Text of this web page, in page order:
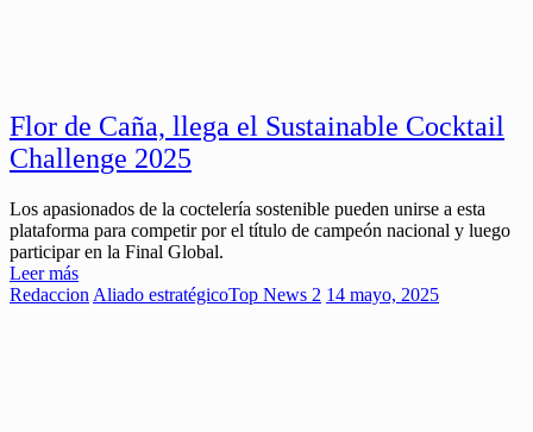
Flor de Caña, llega el Sustainable Cocktail
Challenge 2025
Los apasionados de la coctelería sostenible pueden unirse a esta
plataforma para competir por el título de campeón nacional y luego
participar en la Final Global.
Leer más
Redaccion Aliado estratégicoTop News 2 14 mayo, 2025